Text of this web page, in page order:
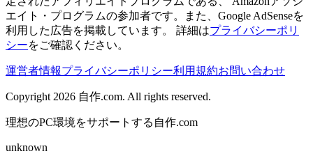
エイト・プログラムの参加者です。また、Google AdSenseを
利用した広告を掲載しています。 詳細はプライバシーポリ
シーをご確認ください。
運営者情報プライバシーポリシー利用規約お問い合わせ
Copyright 2026 自作.com. All rights reserved.
理想のPC環境をサポートする自作.com
unknown